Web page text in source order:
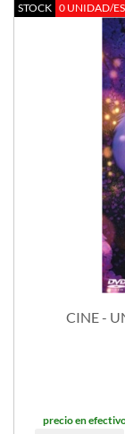
STOCK 0 UNIDAD/ES
CINE -
precio en